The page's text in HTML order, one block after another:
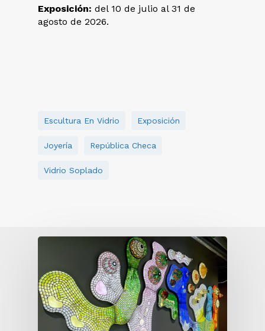
Exposición: del 10 de julio al 31 de
agosto de 2026.
Escultura En Vidrio Exposición
Joyería República Checa
Vidrio Soplado